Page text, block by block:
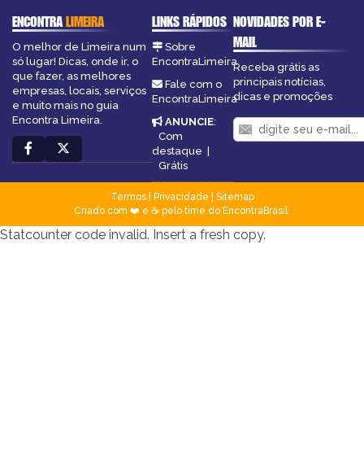
ENCONTRALIMEIRA
O melhor de Limeira num
só lugar! Dicas, onde ir, o
que fazer, as melhores
empresas, locais, serviços
e muito mais no guia
Encontra Limeira.
LINKS RÁPIDOS
Sobre
EncontraLimeira
Fale com o
EncontraLimeira
ANUNCIE:
Com
destaque |
Grátis
NOVIDADES POR E-
MAIL
Receba grátis as
principais notícias,
dicas e promoções
Termos| Privacidade
Sitemap
Criado com ❤️ e ☕ pelo time do EncontraBrasil
Statcounter code invalid. Insert a fresh copy.